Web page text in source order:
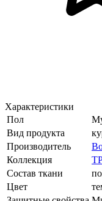
Характеристики
Пол
Вид продукта
Производитель
Коллекция
Состав ткани
Цвет